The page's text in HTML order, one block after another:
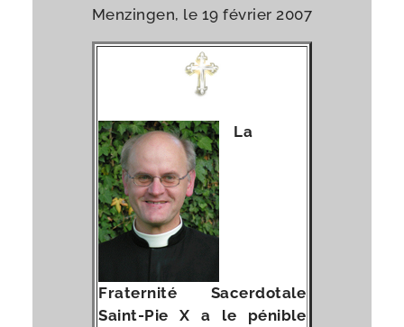
Menzingen, le 19 février 2007
La
Fraternité Sacerdotale
Saint-​Pie X a le pénible